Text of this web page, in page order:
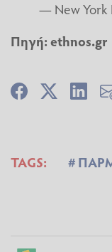
— New York
Πηγή: ethnos.gr
TAGS: